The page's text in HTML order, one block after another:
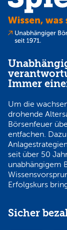
Immer
Um die
drohende
Börsenfeuer
entfachen.
seit über 50
unabhängigem
Erfolgskurs
Sicher